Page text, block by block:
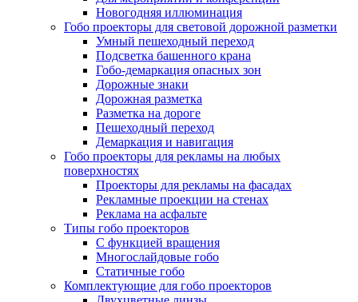
Новогодняя иллюминация
Гобо проекторы для световой дорожной разметки
Умный пешеходный переход
Подсветка башенного крана
Гобо-демаркация опасных зон
Дорожные знаки
Дорожная разметка
Разметка на дороге
Пешеходный переход
Демаркация и навигация
Гобо проекторы для рекламы на любых
поверхностях
Проекторы для рекламы на фасадах
Рекламные проекции на стенах
Реклама на асфальте
Типы гобо проекторов
С функцией вращения
Многослайдовые гобо
Статичные гобо
Комплектующие для гобо проекторов